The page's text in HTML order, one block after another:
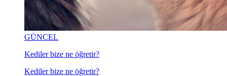
GÜNCEL
Kediler bize ne öğretir?
Kediler bize ne öğretir?